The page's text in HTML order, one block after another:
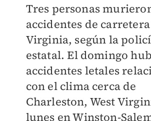
Tres personas
accidentes de
Virginia, según la
estatal. El domingo
accidentes letales
con el clima cerca de
Charleston, West
lunes en Winston-